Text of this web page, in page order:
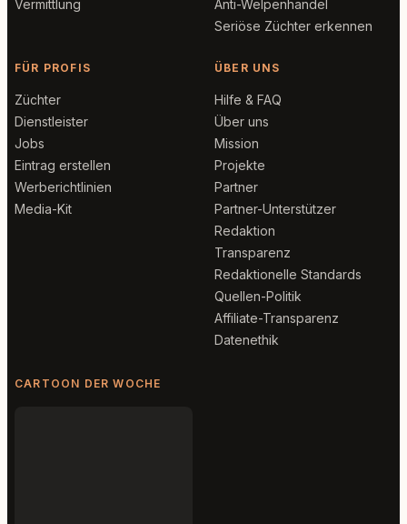
Vermittlung
Anti-Welpenhandel
Seriöse Züchter erkennen
FÜR PROFIS
Züchter
Dienstleister
Jobs
Eintrag erstellen
Werberichtlinien
Media-Kit
ÜBER UNS
Hilfe & FAQ
Über uns
Mission
Projekte
Partner
Partner-Unterstützer
Redaktion
Transparenz
Redaktionelle Standards
Quellen-Politik
Affiliate-Transparenz
Datenethik
CARTOON DER WOCHE